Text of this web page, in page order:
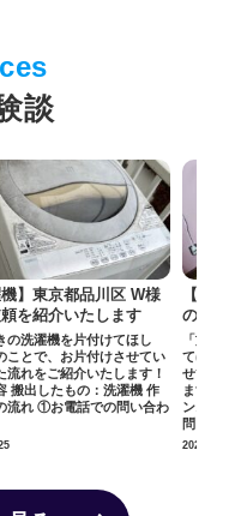
談
ス】東京都品川区 K様
頼を紹介いたします
使っていた不用品を片付け
」とのことで、お片付けさ
だいた流れをご紹介いたし
業内容 搬出したもの：タ
までの流れ ①お電話での
【冷
のご
「自
がいら
とのこ
いた流
内容
での…
2024-